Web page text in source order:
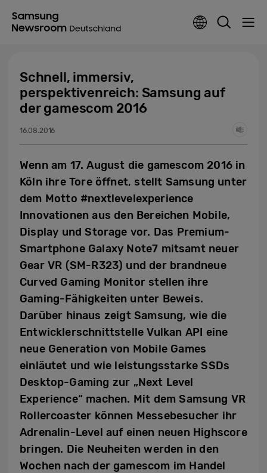
Schnell, immersiv,
perspektivenreich: Samsung auf
der gamescom 2016
16.08.2016
Wenn am 17. August die gamescom 2016 in
Köln ihre Tore öffnet, stellt Samsung unter
dem Motto #nextlevelexperience
Innovationen aus den Bereichen Mobile,
Display und Storage vor. Das Premium-
Smartphone Galaxy Note7 mitsamt neuer
Gear VR (SM-R323) und der brandneue
Curved Gaming Monitor stellen ihre
Gaming-Fähigkeiten unter Beweis.
Darüber hinaus zeigt Samsung, wie die
Entwicklerschnittstelle Vulkan API eine
neue Generation von Mobile Games
einläutet und wie leistungsstarke SSDs
Desktop-Gaming zur „Next Level
Experience“ machen. Mit dem Samsung VR
Rollercoaster können Messebesucher ihr
Adrenalin-Level auf einen neuen Highscore
bringen. Die Neuheiten werden in den
Wochen nach der gamescom im Handel